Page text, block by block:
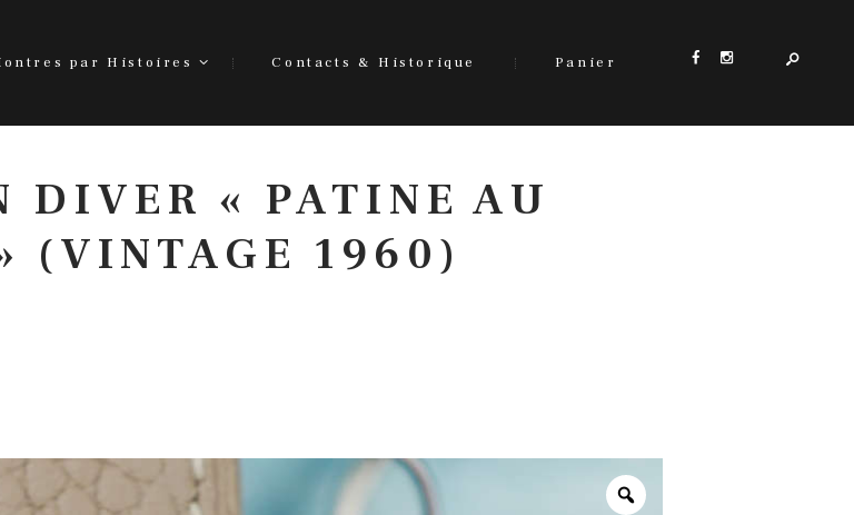
par Histoires Contacts & Historique Panier
DIVER « PATINE AU
(VINTAGE 1960)